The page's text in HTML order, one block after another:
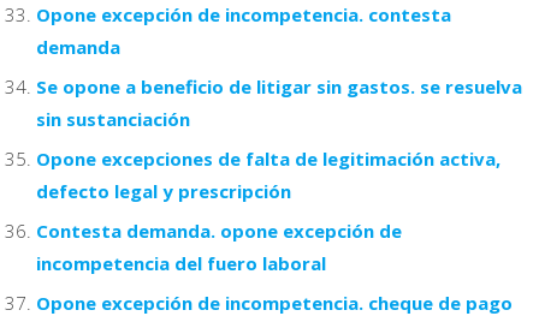
Opone excepción de incompetencia. contesta
demanda
Se opone a beneficio de litigar sin gastos. se resuelva
sin sustanciación
Opone excepciones de falta de legitimación activa,
defecto legal y prescripción
Contesta demanda. opone excepción de
incompetencia del fuero laboral
Opone excepción de incompetencia. cheque de pago